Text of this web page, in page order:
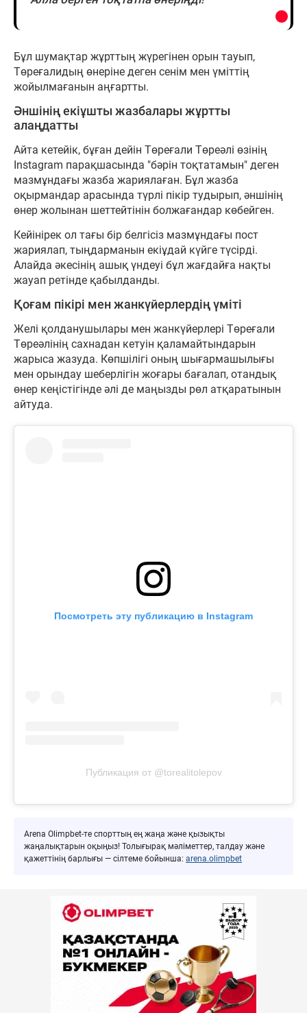
Бұл шумақтар жұрттың жүрегінен орын тауып,
Төреғалидың өнеріне деген сенім мен үміттің
жойылмағанын аңғартты.
Әншінің екіұшты жазбалары жұртты
алаңдатты
Айта кетейік, бұған дейін Төреғали Төреәлі өзінің
Instagram парақшасында "бәрін тоқтатамын" деген
мазмұндағы жазба жариялаған. Бұл жазба
оқырмандар арасында түрлі пікір тудырып, әншінің
өнер жолынан шеттейтінін болжағандар көбейген.
Кейінірек ол тағы бір белгісіз мазмұндағы пост
жариялап, тыңдарманын екіұдай күйге түсірді.
Алайда әкесінің ашық үндеуі бұл жағдайға нақты
жауап ретінде қабылданды.
Қоғам пікірі мен жанкүйерлердің үміті
Желі қолданушылары мен жанкүйерлері Төреғали
Төреәлінің сахнадан кетуін қаламайтындарын
жарыса жазуда. Көпшілігі оның шығармашылығы
мен орындау шеберлігін жоғары бағалап, отандық
өнер кеңістігінде әлі де маңызды рөл атқаратынын
айтуда.
Посмотреть эту публикацию в Instagram
Публикация от @torealitolepov
Arena Olimpbet-те спорттың ең жаңа және қызықты
жаңалықтарын оқыңыз! Толығырақ мәліметтер, талдау және
қажеттінің барлығы — сілтеме бойынша: arena.olimpbet